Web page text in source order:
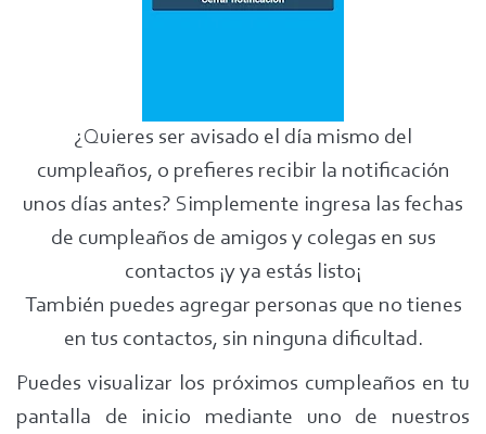
¿Quieres ser avisado el día mismo del
cumpleaños, o prefieres recibir la notificación
unos días antes? Simplemente ingresa las fechas
de cumpleaños de amigos y colegas en sus
contactos ¡y ya estás listo¡
También puedes agregar personas que no tienes
en tus contactos, sin ninguna dificultad.
Puedes visualizar los próximos cumpleaños en tu
pantalla de inicio mediante uno de nuestros